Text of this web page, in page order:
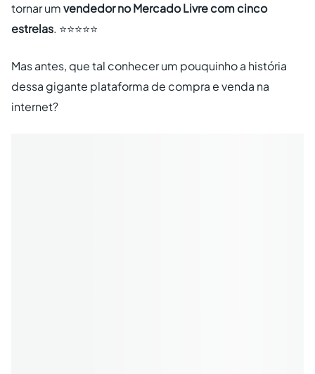
tornar umvendedor no Mercado Livre com cinco
estrelas. ⭐⭐⭐⭐⭐
Mas antes, que tal conhecer um pouquinho a história
dessa gigante plataforma de compra e venda na
internet?